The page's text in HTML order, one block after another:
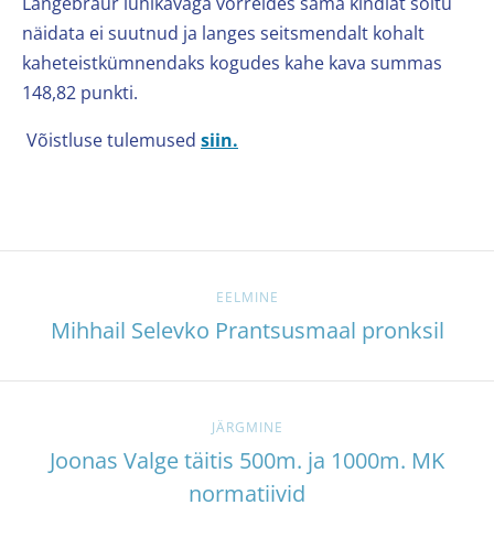
näidata ei suutnud ja langes seitsmendalt kohalt
kaheteistkümnendaks kogudes kahe kava summas
148,82 punkti.
Võistluse tulemused siin.
EELMINE
Mihhail Selevko Prantsusmaal pronksil
JÄRGMINE
Joonas Valge täitis 500m. ja 1000m. MK
normatiivid